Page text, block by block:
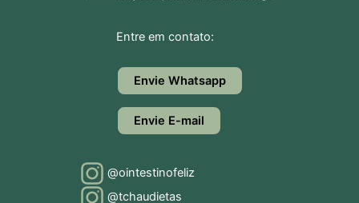
Entre em contato:
Envie Whatsapp
Envie E-mail
@ointestinofeliz
@tchaudietas